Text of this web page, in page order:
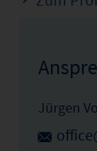
Jürgen